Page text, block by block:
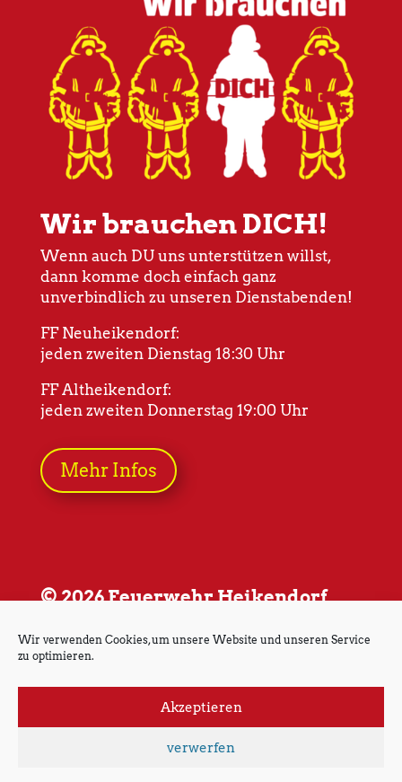
Wir verwenden Cookies, um unsere Website und unseren Service
zu optimieren.
Akzeptieren
verwerfen
Wir brauchen DICH!
Wenn auch DU uns unterstützen willst,
dann komme doch einfach ganz
unverbindlich zu unseren Dienstabenden!
FF Neuheikendorf:
jeden zweiten Dienstag 18:30 Uhr
FF Altheikendorf:
jeden zweiten Donnerstag 19:00 Uhr
Mehr Infos
© 2026 Feuerwehr Heikendorf
Impressum Datenschutz
Cookie-Richtlinie (EU)